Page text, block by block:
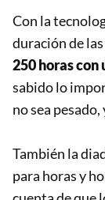
Con la
duración de
250 horas con
sabido lo
no sea
También la
para horas y